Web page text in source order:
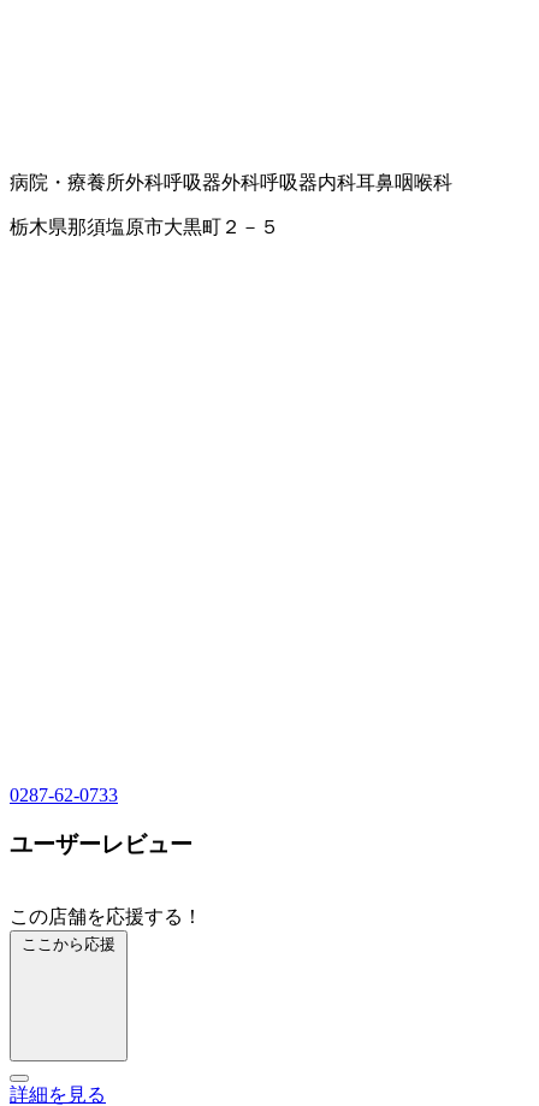
病院・療養所外科呼吸器外科呼吸器内科耳鼻咽喉科
栃木県那須塩原市大黒町２－５
0287-62-0733
ユーザーレビュー
この店舗を応援する！
ここから応援
詳細を見る